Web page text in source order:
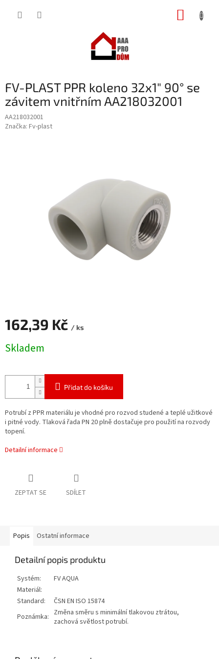
FV-PLAST PPR koleno 32x1" 90° se
závitem vnitřním AA218032001
AA218032001
Značka: Fv-plast
162,39 Kč / ks
cena:
Skladem
Přidat do košíku
Potrubí z PPR materiálu je vhodné pro rozvod studené a teplé užitkové
i pitné vody. Tlaková řada PN 20 plně dostačuje pro použití na rozvody
topení.
Detailní informace
ZEPTAT SE SDÍLET
Popis Ostatní informace
Detailní popis produktu
Systém:
FV AQUA
Materiál:
Standard:
ČSN EN ISO 15874
Poznámka: Změna směru s minimální tlakovou ztrátou,
zachová světlost potrubí.